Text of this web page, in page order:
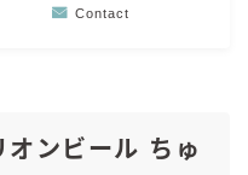
Contact
オンビール ちゅ